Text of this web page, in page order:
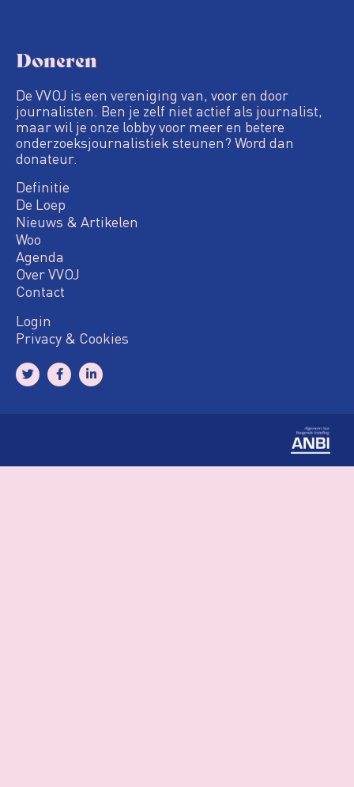
Doneren
De VVOJ is een vereniging van, voor en door
journalisten. Ben je zelf niet actief als journalist,
maar wil je onze lobby voor meer en betere
onderzoeksjournalistiek steunen? Word dan
donateur.
Definitie
De Loep
Nieuws & Artikelen
Woo
Agenda
Over VVOJ
Contact
Login
Privacy & Cookies